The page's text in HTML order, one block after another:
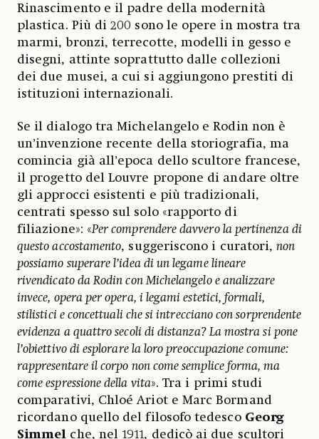
Rinascimento e il padre della modernità
plastica. Più di 200 sono le opere in mostra tra
marmi, bronzi, terrecotte, modelli in gesso e
disegni, attinte soprattutto dalle collezioni
dei due musei, a cui si aggiungono prestiti di
istituzioni internazionali.
Se il dialogo tra Michelangelo e Rodin non è
un’invenzione recente della storiografia, ma
comincia già all’epoca dello scultore francese,
il progetto del Louvre propone di andare oltre
gli approcci esistenti e più tradizionali,
centrati spesso sul solo «rapporto di
filiazione»: «Per comprendere davvero la pertinenza di
questo accostamento, suggeriscono i curatori,non
possiamo superare l’idea di un legame lineare
rivendicato da Rodin con Michelangelo e analizzare
invece, opera per opera, i legami estetici, formali,
stilistici e concettuali che si intrecciano con sorprendente
evidenza a quattro secoli di distanza? La mostra si pone
l’obiettivo di esplorare la loro preoccupazione comune:
rappresentare il corpo non come semplice forma, ma
come espressione della vita». Tra i primi studi
comparativi, Chloé Ariot e Marc Bormand
ricordano quello del filosofo tedesco Georg
Simmel che, nel 1911, dedicò ai due scultori